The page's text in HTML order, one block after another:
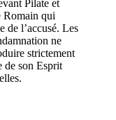
Pilate et
Romain qui
de l’accusé. Les
ne
strictement
de son Esprit